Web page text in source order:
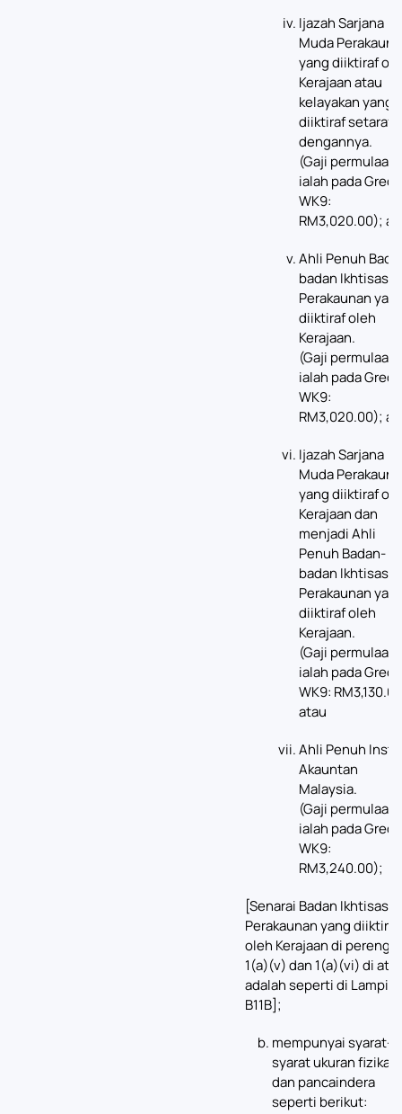
Ijazah Sarjana
Muda
yang diiktiraf
Kerajaan atau
kelayakan yang
diiktiraf setaraf
dengannya.
(Gaji permulaan
ialah pada Gred
WK9:
RM3,020.00);
Ahli Penuh
badan Ikhtisas
Perakaunan
diiktiraf oleh
Kerajaan.
(Gaji permulaan
ialah pada Gred
WK9:
RM3,020.00);
Ijazah Sarjana
Muda
yang diiktiraf
Kerajaan dan
menjadi Ahli
Penuh Badan-
badan Ikhtisas
Perakaunan
diiktiraf oleh
Kerajaan.
(Gaji permulaan
ialah pada Gred
WK9:
atau
Ahli Penuh
Akauntan
Malaysia.
(Gaji permulaan
ialah pada Gred
WK9:
RM3,240.00);
[Senarai Badan Ikhtisas
Perakaunan yang diiktiraf
oleh Kerajaan di
1(a)(v) dan 1(a)(vi) di
adalah seperti di
B11B];
mempunyai syarat-
syarat ukuran fizikal
dan pancaindera
seperti berikut: